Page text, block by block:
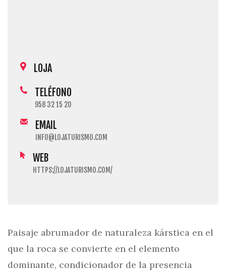
LOJA
TELÉFONO
958 32 15 20
EMAIL
INFO@LOJATURISMO.COM
WEB
HTTPS://LOJATURISMO.COM/
Paisaje abrumador de naturaleza kárstica en el
que la roca se convierte en el elemento
dominante, condicionador de la presencia